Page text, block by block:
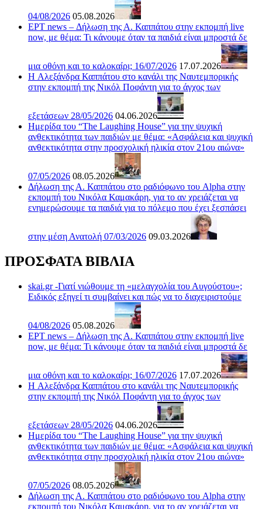
04/08/2026 05.08.2026
ΕΡΤ news – Δήλωση της Α. Καππάτου στην εκπομπή live
now, με θέμα: Τι κάνουμε όταν τα παιδιά είναι μπροστά δε
μια οθόνη και το καλοκαίρι; 16/07/2026 17.07.2026
H Αλεξάνδρα Καππάτου στο κανάλι της Ναυτεμπορικής
στην εκπομπή της Νικόλ Ποφάντη για το άγχος των
εξετάσεων 28/05/2026 04.06.2026
Ημερίδα του “The Laughing House” για την ψυχική
ανθεκτικότητα των παιδιών με θέμα: «Ασφάλεια και ψυχική
ανθεκτικότητα στην προσχολική ηλικία στον 21ου αιώνα»
07/05/2026 08.05.2026
Δήλωση της Α. Καππάτου στο ραδιόφωνο του Alpha στην
εκπομπή του Νικόλα Καμακάρη, για το αν χρειάζεται να
ενημερώσουμε τα παιδιά για το πόλεμο που έχει ξεσπάσει
στην μέση Ανατολή 07/03/2026 09.03.2026
ΠΡΟΣΦΑΤΑ ΒΙΒΛΙΑ
skai.gr -Γιατί νιώθουμε τη «μελαγχολία του Αυγούστου»;
Ειδικός εξηγεί τι συμβαίνει και πώς να το διαχειριστούμε
04/08/2026 05.08.2026
ΕΡΤ news – Δήλωση της Α. Καππάτου στην εκπομπή live
now, με θέμα: Τι κάνουμε όταν τα παιδιά είναι μπροστά δε
μια οθόνη και το καλοκαίρι; 16/07/2026 17.07.2026
H Αλεξάνδρα Καππάτου στο κανάλι της Ναυτεμπορικής
στην εκπομπή της Νικόλ Ποφάντη για το άγχος των
εξετάσεων 28/05/2026 04.06.2026
Ημερίδα του “The Laughing House” για την ψυχική
ανθεκτικότητα των παιδιών με θέμα: «Ασφάλεια και ψυχική
ανθεκτικότητα στην προσχολική ηλικία στον 21ου αιώνα»
07/05/2026 08.05.2026
Δήλωση της Α. Καππάτου στο ραδιόφωνο του Alpha στην
εκπομπή του Νικόλα Καμακάρη, για το αν χρειάζεται να